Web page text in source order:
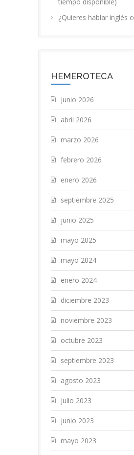
tiempo disponible)
¿Quieres hablar inglés
HEMEROTECA
junio 2026
abril 2026
marzo 2026
febrero 2026
enero 2026
septiembre 2025
junio 2025
mayo 2025
mayo 2024
enero 2024
diciembre 2023
noviembre 2023
octubre 2023
septiembre 2023
agosto 2023
julio 2023
junio 2023
mayo 2023